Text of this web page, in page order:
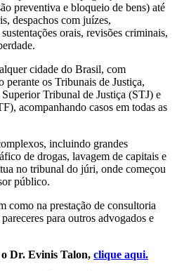
preventiva e bloqueio de bens) até
despachos com juízes,
orais, revisões criminais,
cidade do Brasil, com
os Tribunais de Justiça,
Tribunal de Justiça (STJ) e
acompanhando casos em todas as
incluindo grandes
de drogas, lavagem de capitais e
no tribunal do júri, onde começou
público.
como na prestação de consultoria
para outros advogados e
Dr. Evinis Talon, clique aqui.